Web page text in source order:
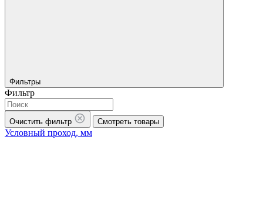
Фильтры
Фильтр
Очистить фильтр Смотреть товары
Условный проход, мм